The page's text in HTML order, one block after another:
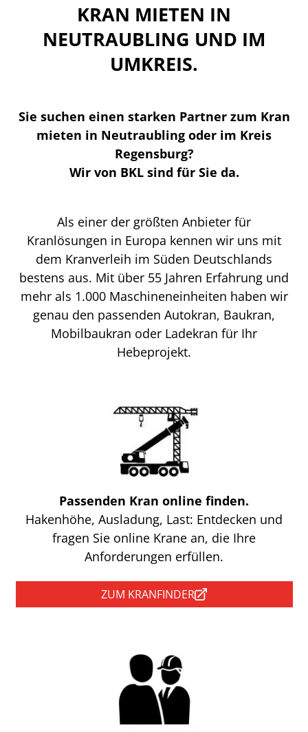
KRAN MIETEN IN
NEUTRAUBLING UND IM
UMKREIS.
Sie suchen einen starken Partner zum Kran
mieten in Neutraubling oder im Kreis
Regensburg?
Wir von BKL sind für Sie da.
Als einer der größten Anbieter für
Kranlösungen in Europa kennen wir uns mit
dem Kranverleih im Süden Deutschlands
bestens aus. Mit über 55 Jahren Erfahrung und
mehr als 1.000 Maschineneinheiten haben wir
genau den passenden Autokran, Baukran,
Mobilbaukran oder Ladekran für Ihr
Hebeprojekt.
Passenden Kran online finden.
Hakenhöhe, Ausladung, Last: Entdecken und
fragen Sie online Krane an, die Ihre
Anforderungen erfüllen.
ZUM KRANFINDER